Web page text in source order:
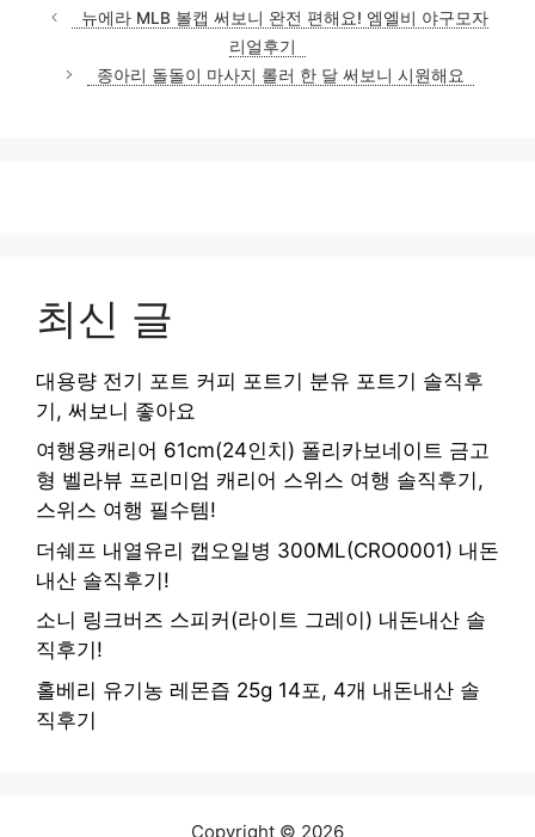
뉴에라 MLB 볼캡 써보니 완전 편해요! 엠엘비 야구모자
리얼후기
종아리 돌돌이 마사지 롤러 한 달 써보니 시원해요
최신 글
대용량 전기 포트 커피 포트기 분유 포트기 솔직후
기, 써보니 좋아요
여행용캐리어 61cm(24인치) 폴리카보네이트 금고
형 벨라뷰 프리미엄 캐리어 스위스 여행 솔직후기,
스위스 여행 필수템!
더쉐프 내열유리 캡오일병 300ML(CRO0001) 내돈
내산 솔직후기!
소니 링크버즈 스피커(라이트 그레이) 내돈내산 솔
직후기!
홀베리 유기농 레몬즙 25g 14포, 4개 내돈내산 솔
직후기
Copyright © 2026